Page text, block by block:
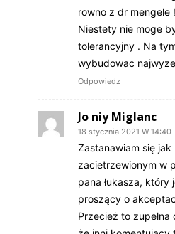
rowno z dr mengele
Niestety nie moge
tolerancyjny . Na
wybudowac
Odpowiedz
Jo niy Miglanc
18 stycznia 2021 W 14:40
Zastanawiam się
zacietrzewionym w
pana łukasza,
proszący o
Przecież to